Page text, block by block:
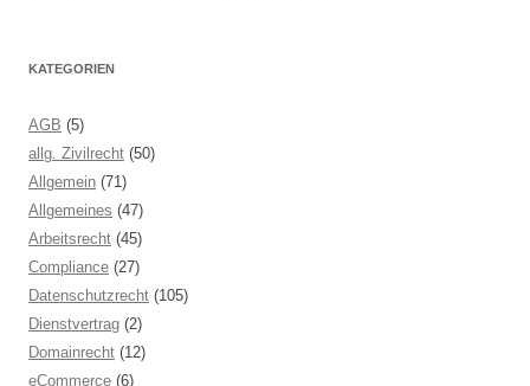
KATEGORIEN
AGB (5)
allg. Zivilrecht (50)
Allgemein (71)
Allgemeines (47)
Arbeitsrecht (45)
Compliance (27)
Datenschutzrecht (105)
Dienstvertrag (2)
Domainrecht (12)
eCommerce (6)